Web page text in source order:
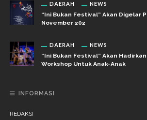
DAERAH NEWS
“Ini Bukan Festival” Akan Digelar
November 202
DAERAH NEWS
“Ini Bukan Festival” Akan
Workshop Untuk Anak-Anak
INFORMASI
REDAKSI